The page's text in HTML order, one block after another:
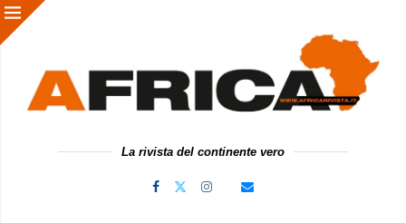
La rivista del continente vero